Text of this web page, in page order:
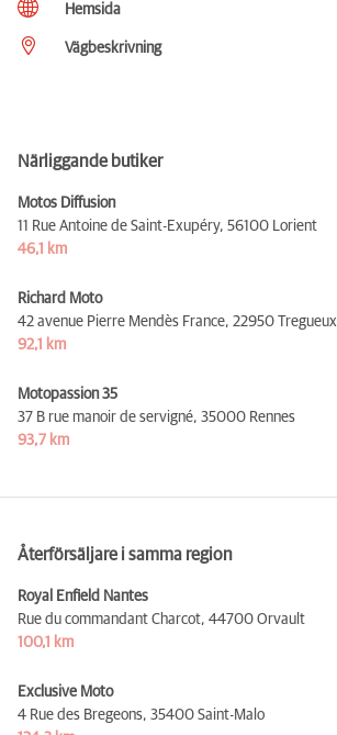
Hemsida
Vägbeskrivning
Närliggande butiker
Motos Diffusion
11 Rue Antoine de Saint-Exupéry, 56100 Lorient
46,1 km
Richard Moto
42 avenue Pierre Mendès France, 22950 Tregueux
92,1 km
Motopassion 35
37 B rue manoir de servigné, 35000 Rennes
93,7 km
Återförsäljare i samma region
Royal Enfield Nantes
Rue du commandant Charcot, 44700 Orvault
100,1 km
Exclusive Moto
4 Rue des Bregeons, 35400 Saint-Malo